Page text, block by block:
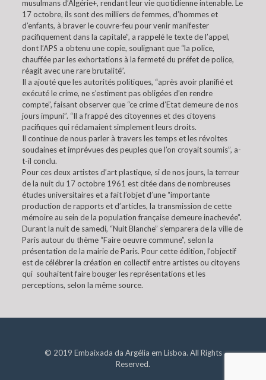
musulmans d’Algérie+, rendant leur vie quotidienne intenable. Le
17 octobre, ils sont des milliers de femmes, d’hommes et
d’enfants, à braver le couvre-feu pour venir manifester
pacifiquement dans la capitale”, a rappelé le texte de l’appel,
dont l’APS a obtenu une copie, soulignant que “la police,
chauffée par les exhortations à la fermeté du préfet de police,
réagit avec une rare brutalité”.
Il a ajouté que les autorités politiques, “après avoir planifié et
exécuté le crime, ne s’estiment pas obligées d’en rendre
compte”, faisant observer que “ce crime d’Etat demeure de nos
jours impuni”. “Il a frappé des citoyennes et des citoyens
pacifiques qui réclamaient simplement leurs droits.
Il continue de nous parler à travers les temps et les révoltes
soudaines et imprévues des peuples que l’on croyait soumis”, a-
t-il conclu.
Pour ces deux artistes d’art plastique, si de nos jours, la terreur
de la nuit du 17 octobre 1961 est citée dans de nombreuses
études universitaires et a fait l’objet d’une “importante
production de rapports et d’articles, la transmission de cette
mémoire au sein de la population française demeure inachevée”.
Durant la nuit de samedi, “Nuit Blanche” s’emparera de la ville de
Paris autour du thème “Faire oeuvre commune”, selon la
présentation de la mairie de Paris. Pour cette édition, l’objectif
est de célébrer la création en collectif entre artistes ou citoyens
qui souhaitent faire bouger les représentations et les
perceptions, selon la même source.
© 2019 Embaixada da Argélia em Lisboa. All Rights
Reserved.